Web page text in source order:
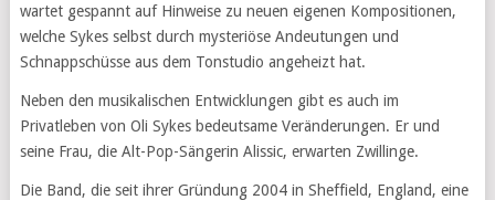
wartet gespannt auf Hinweise zu neuen eigenen Kompositionen,
welche Sykes selbst durch mysteriöse Andeutungen und
Schnappschüsse aus dem Tonstudio angeheizt hat.
Neben den musikalischen Entwicklungen gibt es auch im
Privatleben von Oli Sykes bedeutsame Veränderungen. Er und
seine Frau, die Alt-Pop-Sängerin Alissic, erwarten Zwillinge.
Die Band, die seit ihrer Gründung 2004 in Sheffield, England, eine